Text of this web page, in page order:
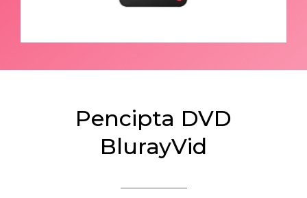
Pencipta DVD
BlurayVid